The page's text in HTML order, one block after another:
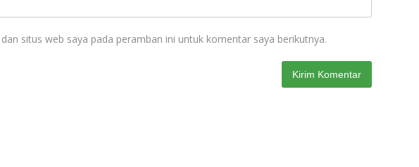
situs web saya pada peramban ini untuk komentar saya berikutnya.